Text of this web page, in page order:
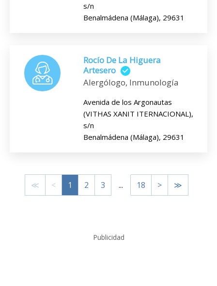
s/n
Benalmádena (Málaga), 29631
Rocío De La Higuera
Artesero
Alergólogo, Inmunología
Avenida de los Argonautas
(VITHAS XANIT ITERNACIONAL),
s/n
Benalmádena (Málaga), 29631
≪ < 1 2 3 ... 18 > ≫
Publicidad